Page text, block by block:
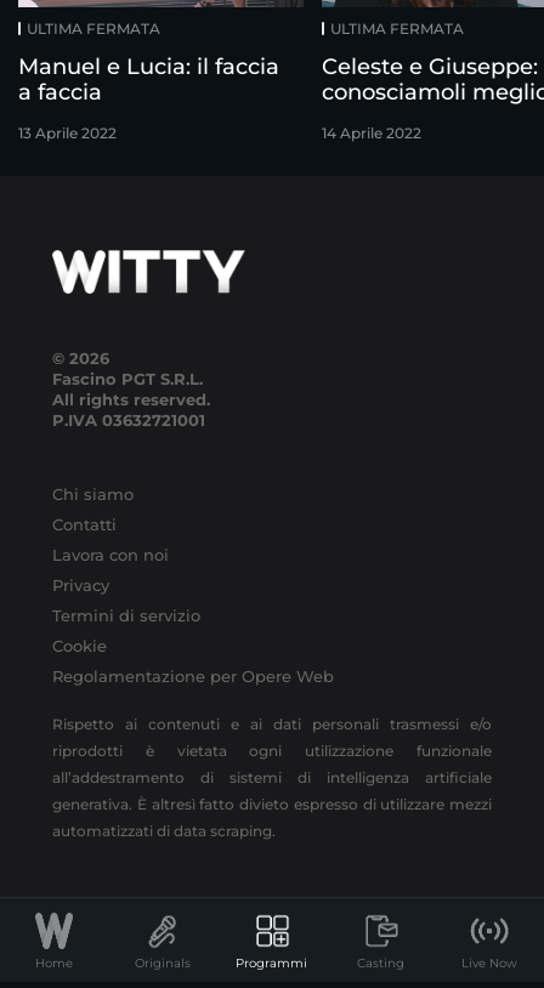
ULTIMA FERMATA
Manuel e Lucia: il faccia
a faccia
13 Aprile 2022
ULTIMA FERMATA
Celeste e Giuseppe:
conosciamoli
14 Aprile 2022
© 2026
Fascino PGT S.R.L.
All rights reserved.
P.IVA 03632721001
Chi siamo
Contatti
Lavora con noi
Privacy
Termini di servizio
Cookie
Regolamentazione per Opere Web
Rispetto ai contenuti e ai dati personali trasmessi e/o
riprodotti è vietata ogni utilizzazione funzionale
all’addestramento di sistemi di intelligenza artificiale
generativa. È altresì fatto divieto espresso di utilizzare mezzi
automatizzati di data scraping.
FOLLOW US
Facebook | X | Instagram | TikTok |
Home Originals Programmi Casting Live Now